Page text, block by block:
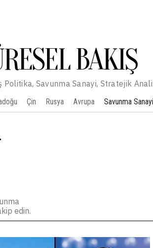
BAKIŞ
Politika, Savunma Sanayi, Stratejik
Çin Rusya Avrupa Savunma Sanayi
edin.